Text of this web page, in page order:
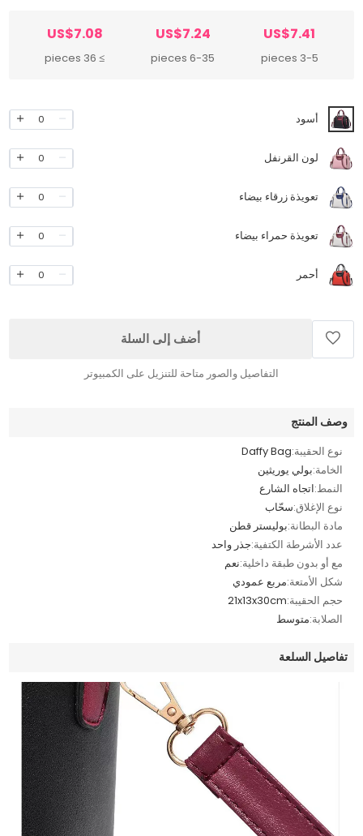
US$7.41
3-5 pieces
US$7.24
6-35 pieces
US$7.08
≥ 36 pieces
أسود 0
لون القرنفل 0
تعويذة زرقاء بيضاء 0
تعويذة حمراء بيضاء 0
أحمر 0
أضف إلى السلة
التفاصيل والصور متاحة للتنزيل على الكمبيوتر
وصف المنتج
نوع الحقيبة:Daffy Bag
الخامة:بولي يوريثين
النمط:اتجاه الشارع
نوع الإغلاق:سحّاب
مادة البطانة:بوليستر قطن
عدد الأشرطة الكتفية:جذر واحد
مع أو بدون طبقة داخلية:نعم
شكل الأمتعة:مربع عمودي
حجم الحقيبة:21x13x30cm
الصلابة:متوسط
تفاصيل السلعة